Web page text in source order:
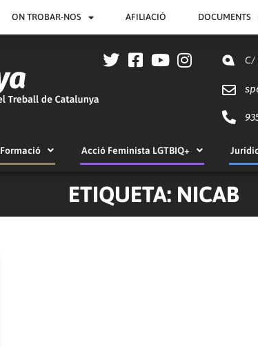
ON TROBAR-NOS AFILIACIÓ DOCUMENTS
C/
Formació Acció Feminista LGTBIQ+
ETIQUETA: NICAB